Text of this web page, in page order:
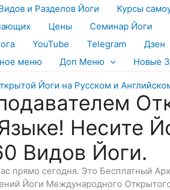
и Разделов Йоги Курсы
Цены Семинар Йоги
YouTube Telegram Дзен
меню Доп Меню Новые
Несите
Видов Йоги.
прямо сегодня. Это Бесплатный
Йоги Международного